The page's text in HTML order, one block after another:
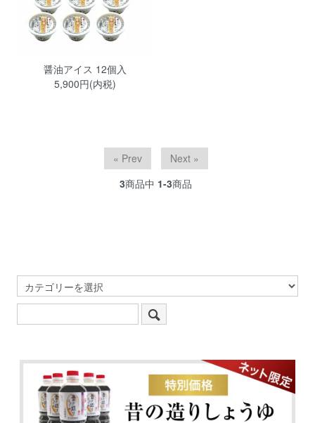
醤油アイス 12個入
5,900円(内税)
« Prev
Next »
3商品中 1-3商品